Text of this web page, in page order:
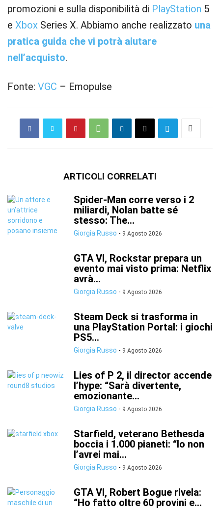
promozioni e sulla disponibilità di PlayStation 5
e Xbox Series X. Abbiamo anche realizzato una
pratica guida che vi potrà aiutare
nell’acquisto.
Fonte: VGC – Emopulse
ARTICOLI CORRELATI
Spider-Man corre verso i 2
miliardi, Nolan batte sé
stesso: The...
Giorgia Russo - 9 Agosto 2026
GTA VI, Rockstar prepara un
evento mai visto prima: Netflix
avrà...
Giorgia Russo - 9 Agosto 2026
Steam Deck si trasforma in
una PlayStation Portal: i giochi
PS5...
Giorgia Russo - 9 Agosto 2026
Lies of P 2, il director accende
l’hype: “Sarà divertente,
emozionante...
Giorgia Russo - 9 Agosto 2026
Starfield, veterano Bethesda
boccia i 1.000 pianeti: “Io non
l’avrei mai...
Giorgia Russo - 9 Agosto 2026
GTA VI, Robert Bogue rivela:
“Ho fatto oltre 60 provini e...